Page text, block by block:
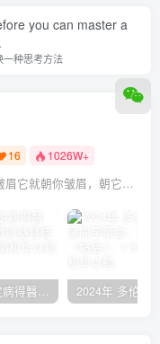
you can master a
种思考方法
16 1026W+
世界犹如一面镜子：朝它皱眉它就朝你皱眉，朝它微笑它也吵你微笑
基督徒不一定病得醫治？寇紹恩牧師談基督徒的醫治與盼望